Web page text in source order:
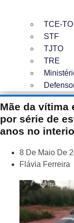
TCE-TO
STF
TJTO
TRE
Mãe da vítima
por série de
anos no
8 De Maio De
Flávia Ferreira